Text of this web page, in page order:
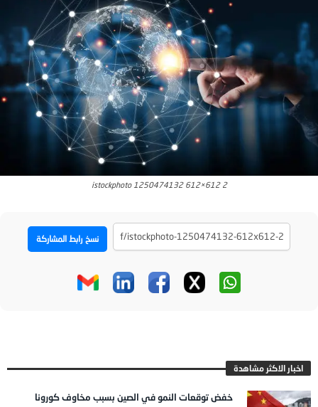
istockphoto 1250474132 612×612 2
نسخ رابط المشاركة
اخبار الاكثر مشاهدة
خفض توقعات النمو في الصين بسبب مخاوف كورونا